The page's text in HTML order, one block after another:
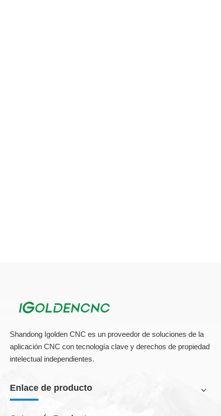
Shandong Igolden CNC es un proveedor de soluciones de la
aplicación CNC con tecnología clave y derechos de propiedad
intelectual independientes.
Enlace de producto